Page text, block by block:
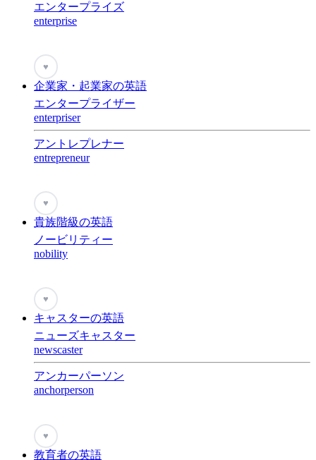
エンタープライズ
enterprise
♥
企業家・起業家の英語
エンタープライザー
enterpriser
アントレプレナー
entrepreneur
♥
貴族階級の英語
ノービリティー
nobility
♥
キャスターの英語
ニューズキャスター
newscaster
アンカーパーソン
anchorperson
♥
教育者の英語